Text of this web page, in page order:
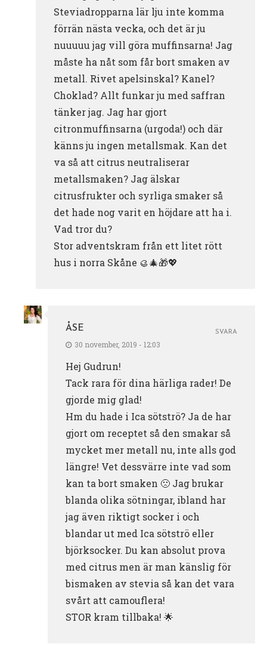
Steviadropparna lär lju inte komma
förrän nästa vecka, och det är ju
nuuuuu jag vill göra muffinsarna! Jag
måste ha nåt som får bort smaken av
metall. Rivet apelsinskal? Kanel?
Choklad? Allt funkar ju med saffran
tänker jag. Jag har gjort
citronmuffinsarna (urgoda!) och där
känns ju ingen metallsmak. Kan det
va så att citrus neutraliserar
metallsmaken? Jag älskar
citrusfrukter och syrliga smaker så
det hade nog varit en höjdare att ha i.
Vad tror du?
Stor adventskram från ett litet rött
hus i norra Skåne 🥮🎄🎁💖
ÅSE
30 november, 2019 - 12:03
Hej Gudrun!
Tack rara för dina härliga rader! De
gjorde mig glad!
Hm du hade i Ica sötströ? Ja de har
gjort om receptet så den smakar så
mycket mer metall nu, inte alls god
längre! Vet dessvärre inte vad som
kan ta bort smaken 🙁 Jag brukar
blanda olika sötningar, ibland har
jag även riktigt socker i och
blandar ut med Ica sötströ eller
björksocker. Du kan absolut prova
med citrus men är man känslig för
bismaken av stevia så kan det vara
svårt att camouflera!
STOR kram tillbaka! 🌟
SVARA